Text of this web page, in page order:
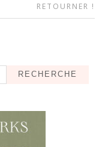
RETOURNER !
RECHERCHE